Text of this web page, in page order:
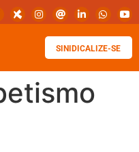
SINIDICALIZE-SE